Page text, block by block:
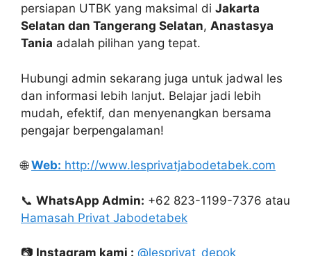
persiapan UTBK yang maksimal di Jakarta
Selatan dan Tangerang Selatan, Anastasya
Tania adalah pilihan yang tepat.
Hubungi admin sekarang juga untuk jadwal les
dan informasi lebih lanjut. Belajar jadi lebih
mudah, efektif, dan menyenangkan bersama
pengajar berpengalaman!
🌐Web: http://www.lesprivatjabodetabek.com
📞 WhatsApp Admin: +62 823-1199-7376 atau
Hamasah Privat Jabodetabek
📷 Instagram kami : @lesprivat_depok